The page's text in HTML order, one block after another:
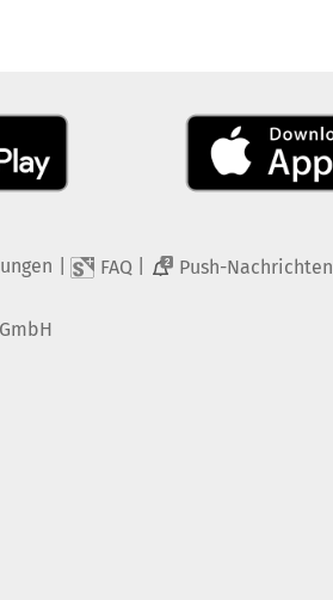
FAQ 2 Push-Nachrichten